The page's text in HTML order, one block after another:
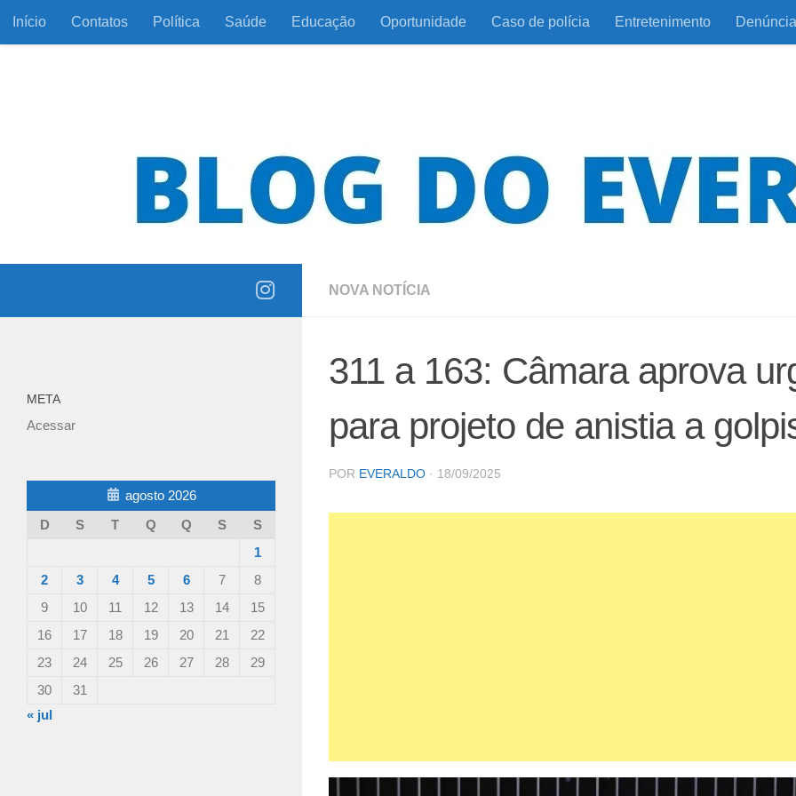
Skip to content
Início Contatos Política Saúde Educação Oportunidade Caso de polícia Entretenimento Denúncia
NOVA NOTÍCIA
311 a 163: Câmara aprova
para projeto de anistia a
POR EVERALDO · 18/09/2025
META
Acessar
agosto 2026
D
S T Q Q S
S
1
2
3 4 5 6 7
8
9
10 11 12 13 14
15
16
17 18 19 20 21
22
23
24 25 26 27 28
29
30
31
« jul